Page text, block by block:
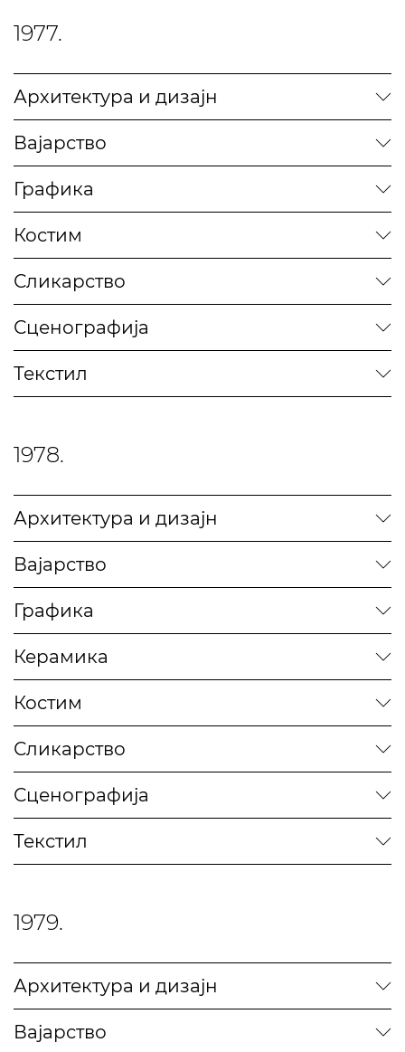
1977.
Архитектура и дизајн
Вајарство
Графика
Костим
Сликарство
Сценографија
Текстил
1978.
Архитектура и дизајн
Вајарство
Графика
Керамика
Костим
Сликарство
Сценографија
Текстил
1979.
Архитектура и дизајн
Вајарство